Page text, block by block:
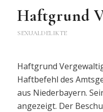
Haftgrund
SEXUALDELIKTE
Haftgrund
Haftbefehl des
aus Niederbayern.
angezeigt. Der